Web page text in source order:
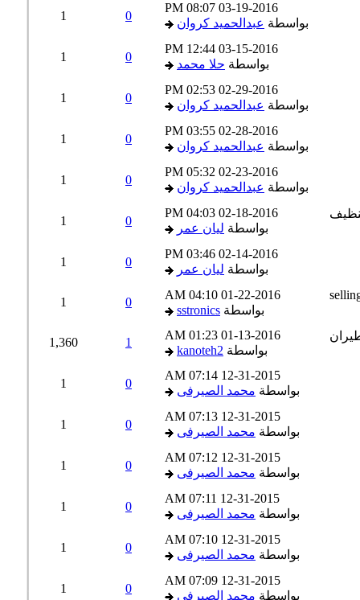
03-19-2016
08:07 PM
بواسطة عبدالحميد كروان
0
1
03-15-2016
12:44 PM
بواسطة حلا محمد
0
1
02-29-2016
02:53 PM
بواسطة عبدالحميد كروان
0
1
02-28-2016
03:55 PM
بواسطة عبدالحميد كروان
0
1
02-23-2016
05:32 PM
بواسطة عبدالحميد كروان
0
1
02-18-2016
04:03 PM
بواسطة ليان عمر
0
1
02-14-2016
03:46 PM
بواسطة ليان عمر
0
1
01-22-2016
04:10 AM
بواسطة sstronics
0
1
01-13-2016
01:23 AM
بواسطة kanoteh2
1
1,360
12-31-2015
07:14 AM
بواسطة محمد الصيرفى
0
1
12-31-2015
07:13 AM
بواسطة محمد الصيرفى
0
1
12-31-2015
07:12 AM
بواسطة محمد الصيرفى
0
1
12-31-2015
07:11 AM
بواسطة محمد الصيرفى
0
1
12-31-2015
07:10 AM
بواسطة محمد الصيرفى
0
1
12-31-2015
07:09 AM
بواسطة محمد الصيرفى
0
1